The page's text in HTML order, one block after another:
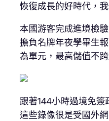
恢復成長的好時代，
本國游客完成進境檢
擔負名牌年夜學畢生
為單元，最高儲值不
跟著144小時過境免
這些錄像很是受國外